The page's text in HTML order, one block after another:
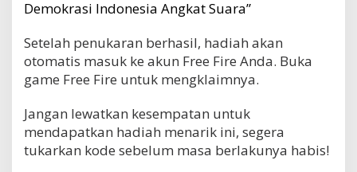
Demokrasi Indonesia Angkat Suara”
Setelah penukaran berhasil, hadiah akan
otomatis masuk ke akun Free Fire Anda. Buka
game Free Fire untuk mengklaimnya.
Jangan lewatkan kesempatan untuk
mendapatkan hadiah menarik ini, segera
tukarkan kode sebelum masa berlakunya habis!